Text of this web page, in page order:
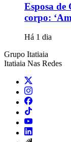
Esposa de
corpo:
Há 1 dia
Grupo Itatiaia
Itatiaia Nas Redes